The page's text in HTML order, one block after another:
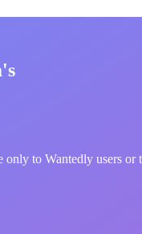
to Wantedly users or